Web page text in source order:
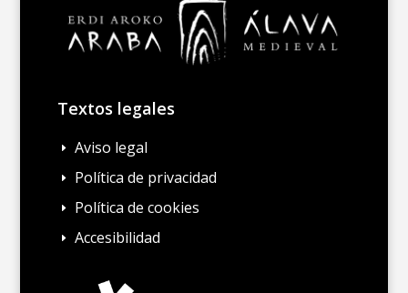
Textos legales
E Aviso legal
E Política de privacidad
E Política de cookies
E Accesibilidad